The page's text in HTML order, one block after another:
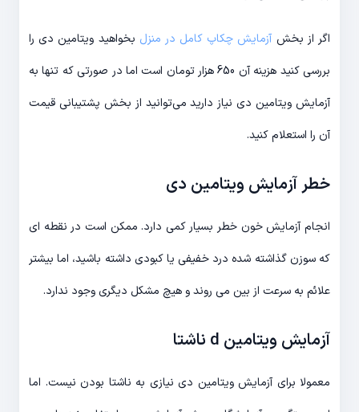
اگر از بخش آزمایش چکاپ کامل در منزل بخواهید ویتامین دی را
بررسی کنید هزینه آن 650 هزار تومان است اما در صورتی که تنها به
آزمایش ویتامین دی نیاز دارید می‌توانید از بخش پشتیبانی قیمت
آن را استعلام کنید.
خطر آزمایش ویتامین دی
انجام آزمایش خون خطر بسیار کمی دارد. ممکن است در نقطه ای
که سوزن گذاشته شده درد خفیفی یا کبودی داشته باشید، اما بیشتر
علائم به سرعت از بین می روند و هیچ مشکل دیگری وجود ندارد.
آزمایش ویتامین d ناشتا
معمولا برای آزمایش ویتامین دی نیازی به ناشتا بودن نیست. اما